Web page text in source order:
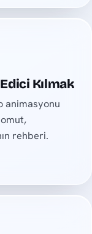
Kılmak
animasyonu
rehberi.